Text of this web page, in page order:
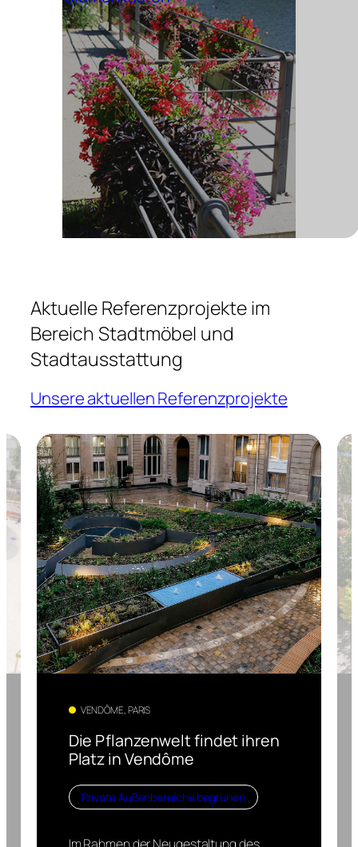
Aktuelle Referenzprojekte im
Bereich Stadtmöbel und
Stadtausstattung
Unsere aktuellen Referenzprojekte
VENDÔME, PARIS
Die Pflanzenwelt findet ihren
Platz in Vendôme
Private Außenbereiche begrünen
Im Rahmen der Neugestaltung des